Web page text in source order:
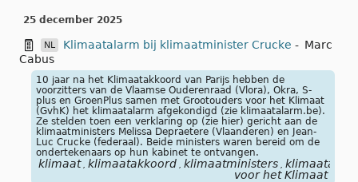
25 december 2025
NL Klimaatalarm bij klimaatminister Crucke - Marc
Cabus
10 jaar na het Klimaatakkoord van Parijs hebben de
voorzitters van de Vlaamse Ouderenraad (Vlora), Okra, S-
plus en GroenPlus samen met Grootouders voor het Klimaat
(GvhK) het klimaatalarm afgekondigd (zie klimaatalarm.be).
Ze stelden toen een verklaring op (zie hier) gericht aan de
klimaatministers Melissa Depraetere (Vlaanderen) en Jean-
Luc Crucke (federaal). Beide ministers waren bereid om de
ondertekenaars op hun kabinet te ontvangen.
klimaat klimaatakkoord klimaatministers
voor het Klimaat